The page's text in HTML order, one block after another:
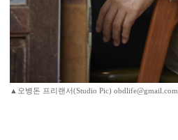
▲오병돈 프리랜서(Studio Pic) obdlife@gmail.com